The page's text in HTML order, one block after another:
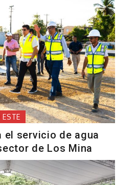
el servicio de agua
de Los Mina